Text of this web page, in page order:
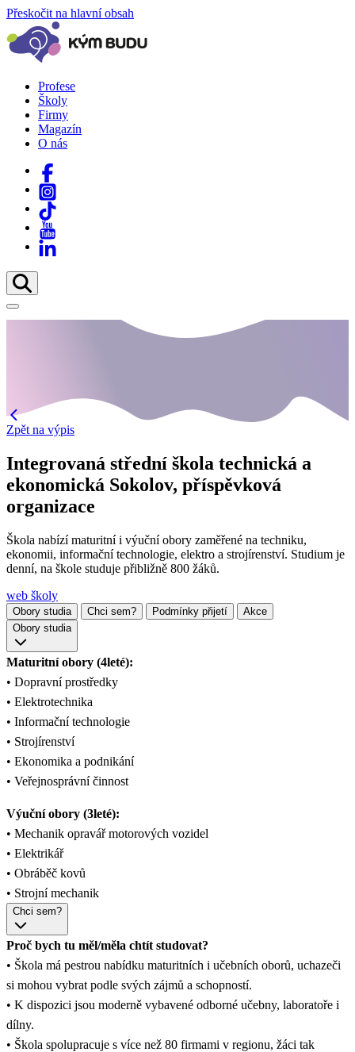
Přeskočit na hlavní obsah
Profese
Školy
Firmy
Magazín
O nás
Zpět na výpis
Integrovaná střední škola technická a
ekonomická Sokolov, příspěvková
organizace
Škola nabízí maturitní i výuční obory zaměřené na techniku,
ekonomii, informační technologie, elektro a strojírenství. Studium je
denní, na škole studuje přibližně 800 žáků.
web školy
Obory studia Chci sem? Podmínky přijetí
Akce
Obory studia
Maturitní obory (4leté):
• Dopravní prostředky
• Elektrotechnika
• Informační technologie
• Strojírenství
• Ekonomika a podnikání
• Veřejnosprávní činnost
Výuční obory (3leté):
• Mechanik opravář motorových vozidel
• Elektrikář
• Obráběč kovů
• Strojní mechanik
Chci sem?
Proč bych tu měl/měla chtít studovat?
• Škola má pestrou nabídku maturitních i učebních oborů, uchazeči
si mohou vybrat podle svých zájmů a schopností.
• K dispozici jsou moderně vybavené odborné učebny, laboratoře i
dílny.
• Škola spolupracuje s více než 80 firmami v regionu, žáci tak